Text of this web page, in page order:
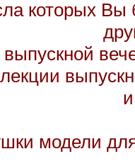
которых Вы
модели